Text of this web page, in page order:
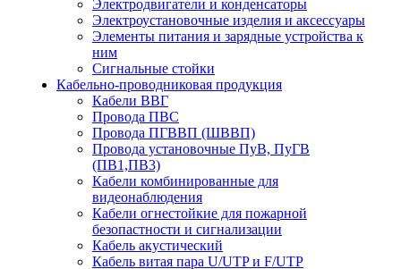
Электродвигатели и конденсаторы
Электроустановочные изделия и аксессуары
Элементы питания и зарядные устройства к
ним
Сигнальные стойки
Кабельно-проводниковая продукция
Кабели ВВГ
Провода ПВС
Провода ПГВВП (ШВВП)
Провода установочные ПуВ, ПуГВ
(ПВ1,ПВ3)
Кабели комбинированные для
видеонаблюдения
Кабели огнестойкие для пожарной
безопастности и сигнализации
Кабель акустический
Кабель витая пара U/UTP и F/UTP